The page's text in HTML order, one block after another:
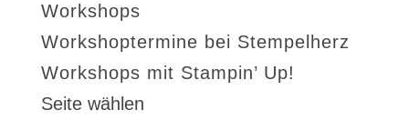
Workshops
Workshoptermine bei Stempelherz
Workshops mit Stampin’ Up!
Seite wählen